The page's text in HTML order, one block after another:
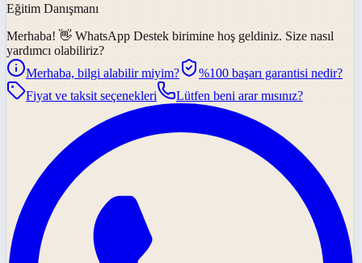
Eğitim Danışmanı
Merhaba! 👋 WhatsApp Destek birimine hoş geldiniz. Size nasıl
yardımcı olabiliriz?
Merhaba, bilgi alabilir miyim?
%100 başarı garantisi nedir?
Fiyat ve taksit seçenekleri
Lütfen beni arar mısınız?